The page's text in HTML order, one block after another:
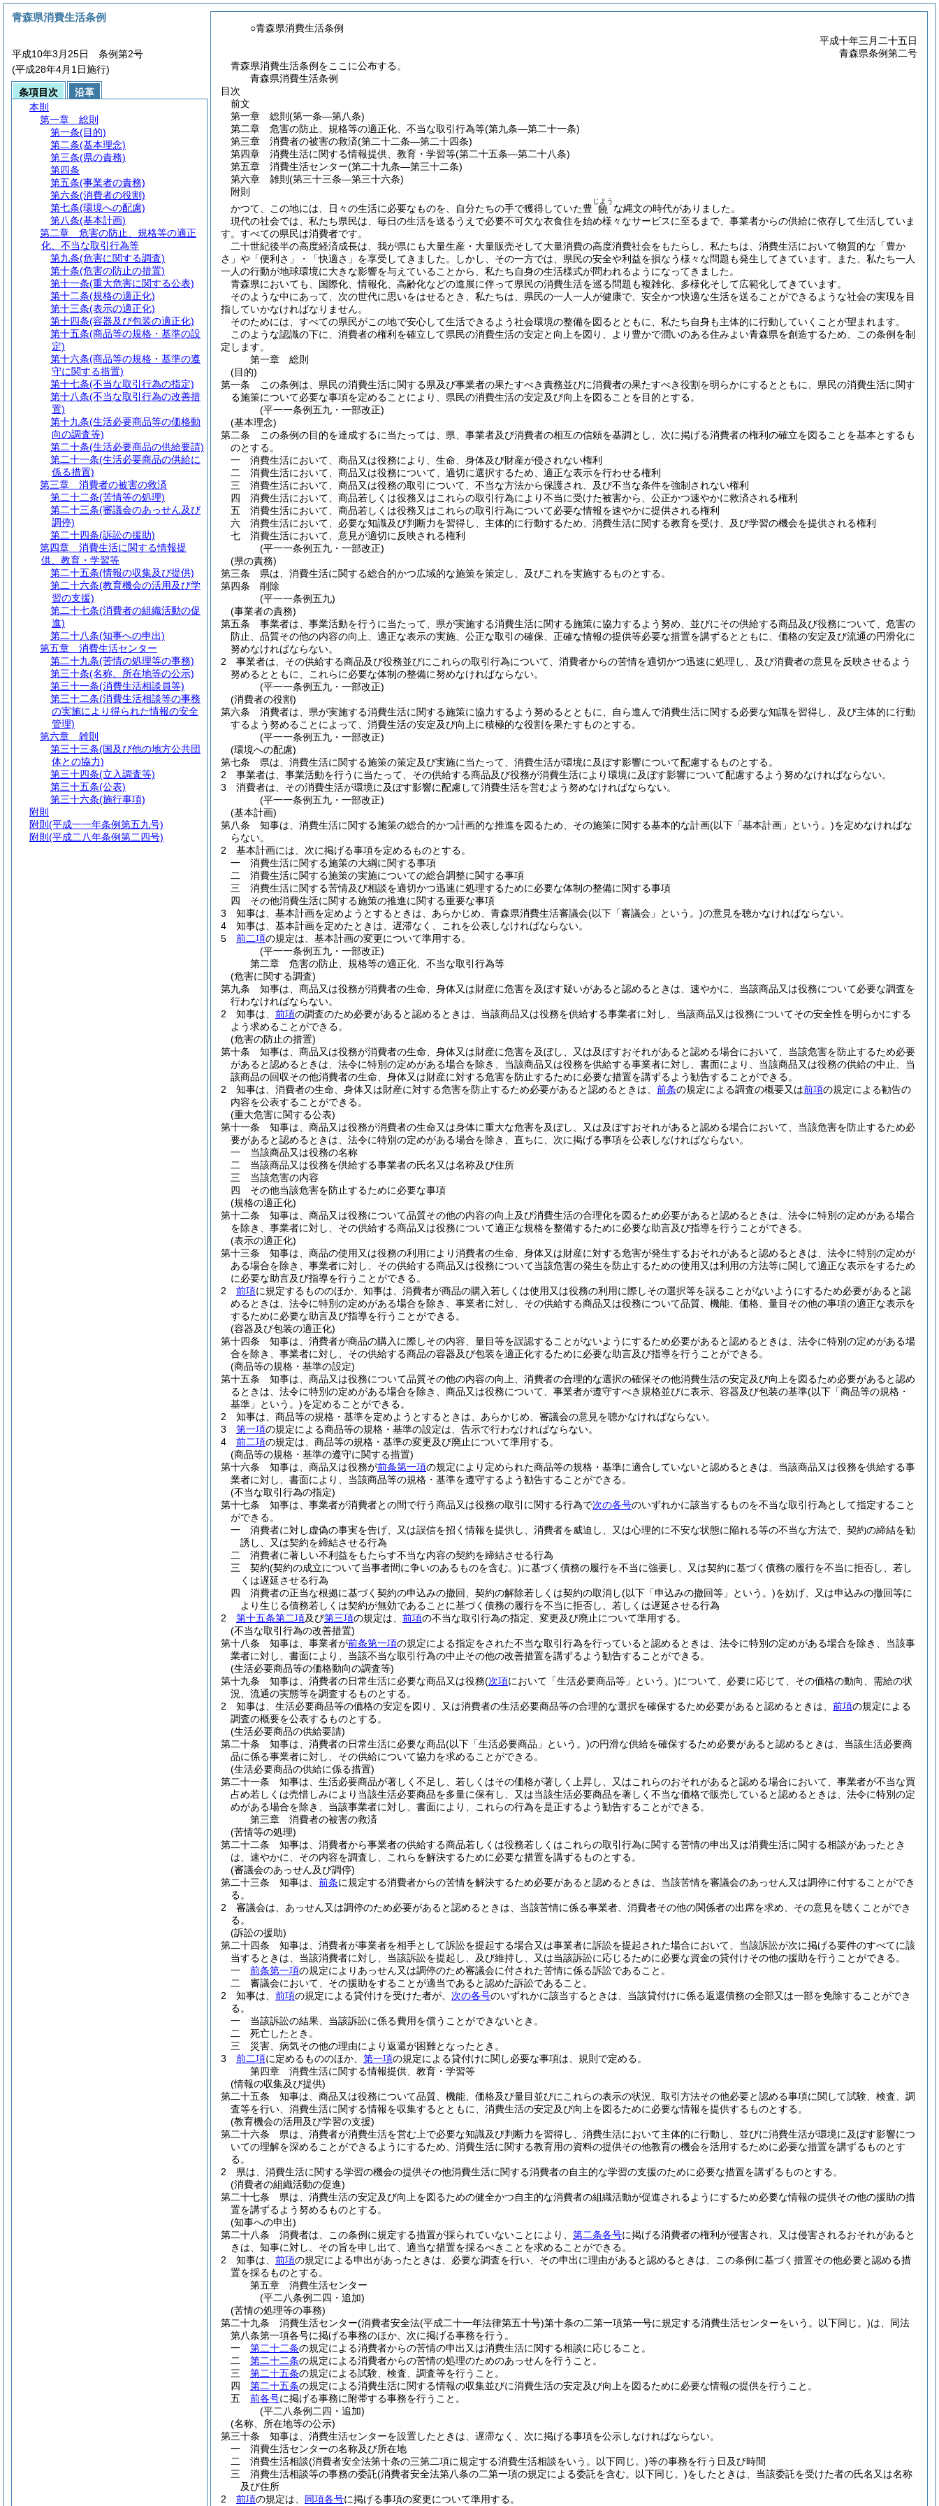
○青森県消費生活条例
平成十年三月二十五日
青森県条例第二号
青森県消費生活条例をここに公布する。
青森県消費生活条例
目次
前文
第一章
総則 (第一条―第八条)
第二章
危害の防止、規格等の適正化、不当な取引行為等(第九条―第二十一条)
第三章
消費者の被害の救済(第二十二条―第二十四条)
第四章
消費生活に関する情報提供、教育・学習等(第二十五条―第二十八条)
第五章
消費生活センター(第二十九条―第三十二条)
第六章
雑則 (第三十三条―第三十六条)
附則
かつて、この地には、日々の生活に必要なものを、自分たちの手で獲得していた豊 饒
じよう
な縄文の時代がありました。
現代の社会では、私たち県民は、毎日の生活を送るうえで必要不可欠な衣食住を始め様々なサービスに至るまで、事業者からの供給に依存して生活していま
す。すべての県民は消費者です。
二十世紀後半の高度経済成長は、我が県にも大量生産・大量販売そして大量消費の高度消費社会をもたらし、私たちは、消費生活において物質的な「豊か
さ」や「便利さ」・「快適さ」を享受してきました。しかし、その一方では、県民の安全や利益を損なう様々な問題も発生してきています。また、私たち一人
一人の行動が地球環境に大きな影響を与えていることから、私たち自身の生活様式が問われるようになってきました。
青森県においても、国際化、情報化、高齢化などの進展に伴って県民の消費生活を巡る問題も複雑化、多様化そして広範化してきています。
そのような中にあって、次の世代に思いをはせるとき、私たちは、県民の一人一人が健康で、安全かつ快適な生活を送ることができるような社会の実現を目
指していかなければなりません。
そのためには、すべての県民がこの地で安心して生活できるよう社会環境の整備を図るとともに、私たち自身も主体的に行動していくことが望まれます。
このような認識の下に、消費者の権利を確立して県民の消費生活の安定と向上を図り、より豊かで潤いのある住みよい青森県を創造するため、この条例を制
定します。
第一章
総則
(目的)
第一条
この条例は、県民の消費生活に関する県及び事業者の果たすべき責務並びに消費者の果たすべき役割を明らかにするとともに、県民の消費生活に関す
る施策について必要な事項を定めることにより、県民の消費生活の安定及び向上を図ることを目的とする。
(平一一条例五九・一部改正)
(基本理念)
第二条
この条例の目的を達成するに当たっては、県、事業者及び消費者の相互の信頼を基調とし、次に掲げる消費者の権利の確立を図ることを基本とするも
のとする。
一
消費生活において、商品又は役務により、生命、身体及び財産が侵されない権利
二
消費生活において、商品又は役務について、適切に選択するため、適正な表示を行わせる権利
三
消費生活において、商品又は役務の取引について、不当な方法から保護され、及び不当な条件を強制されない権利
四
消費生活において、商品若しくは役務又はこれらの取引行為により不当に受けた被害から、公正かつ速やかに救済される権利
五
消費生活において、商品若しくは役務又はこれらの取引行為について必要な情報を速やかに提供される権利
六
消費生活において、必要な知識及び判断力を習得し、主体的に行動するため、消費生活に関する教育を受け、及び学習の機会を提供される権利
七
消費生活において、意見が適切に反映される権利
(平一一条例五九・一部改正)
(県の責務)
第三条
県は、消費生活に関する総合的かつ広域的な施策を策定し、及びこれを実施するものとする。
第四条
削除
(平一一条例五九)
(事業者の責務)
第五条
事業者は、事業活動を行うに当たって、県が実施する消費生活に関する施策に協力するよう努め、並びにその供給する商品及び役務について、危害の
防止、品質その他の内容の向上、適正な表示の実施、公正な取引の確保、正確な情報の提供等必要な措置を講ずるとともに、価格の安定及び流通の円滑化に
努めなければならない。
2
事業者は、その供給する商品及び役務並びにこれらの取引行為について、消費者からの苦情を適切かつ迅速に処理し、及び消費者の意見を反映させるよう
努めるとともに、これらに必要な体制の整備に努めなければならない。
(平一一条例五九・一部改正)
(消費者の役割)
第六条
消費者は、県が実施する消費生活に関する施策に協力するよう努めるとともに、自ら進んで消費生活に関する必要な知識を習得し、及び主体的に行動
するよう努めることによって、消費生活の安定及び向上に積極的な役割を果たすものとする。
(平一一条例五九・一部改正)
(環境への配慮)
第七条
県は、消費生活に関する施策の策定及び実施に当たって、消費生活が環境に及ぼす影響について配慮するものとする。
2
事業者は、事業活動を行うに当たって、その供給する商品及び役務が消費生活により環境に及ぼす影響について配慮するよう努めなければならない。
3
消費者は、その消費生活が環境に及ぼす影響に配慮して消費生活を営むよう努めなければならない。
(平一一条例五九・一部改正)
(基本計画)
第八条
知事は、消費生活に関する施策の総合的かつ計画的な推進を図るため、その施策に関する基本的な計画(以下「基本計画」という。)を定めなければな
らない。
2
基本計画には、次に掲げる事項を定めるものとする。
一
消費生活に関する施策の大綱に関する事項
二
消費生活に関する施策の実施についての総合調整に関する事項
三
消費生活に関する苦情及び相談を適切かつ迅速に処理するために必要な体制の整備に関する事項
四
その他消費生活に関する施策の推進に関する重要な事項
3
知事は、基本計画を定めようとするときは、あらかじめ、青森県消費生活審議会(以下「審議会」という。)の意見を聴かなければならない。
4
知事は、基本計画を定めたときは、遅滞なく、これを公表しなければならない。
5
前二項の規定は、基本計画の変更について準用する。
(平一一条例五九・一部改正)
第二章
危害の防止、規格等の適正化、不当な取引行為等
(危害に関する調査)
第九条
知事は、商品又は役務が消費者の生命、身体又は財産に危害を及ぼす疑いがあると認めるときは、速やかに、当該商品又は役務について必要な調査を
行わなければならない。
2
知事は、 前項の調査のため必要があると認めるときは、当該商品又は役務を供給する事業者に対し、当該商品又は役務についてその安全性を明らかにする
よう求めることができる。
(危害の防止の措置)
第十条
知事は、商品又は役務が消費者の生命、身体又は財産に危害を及ぼし、又は及ぼすおそれがあると認める場合において、当該危害を防止するため必要
があると認めるときは、法令に特別の定めがある場合を除き、当該商品又は役務を供給する事業者に対し、書面により、当該商品又は役務の供給の中止、当
該商品の回収その他消費者の生命、身体又は財産に対する危害を防止するために必要な措置を講ずるよう勧告することができる。
2
知事は、消費者の生命、身体又は財産に対する危害を防止するため必要があると認めるときは、 前条の規定による調査の概要又は前項の規定による勧告の
内容を公表することができる。
(重大危害に関する公表)
第十一条
知事は、商品又は役務が消費者の生命又は身体に重大な危害を及ぼし、又は及ぼすおそれがあると認める場合において、当該危害を防止するため必
要があると認めるときは、法令に特別の定めがある場合を除き、直ちに、次に掲げる事項を公表しなければならない。
一
当該商品又は役務の名称
二
当該商品又は役務を供給する事業者の氏名又は名称及び住所
三
当該危害の内容
四
その他当該危害を防止するために必要な事項
(規格の適正化)
第十二条
知事は、商品又は役務について品質その他の内容の向上及び消費生活の合理化を図るため必要があると認めるときは、法令に特別の定めがある場合
を除き、事業者に対し、その供給する商品又は役務について適正な規格を整備するために必要な助言及び指導を行うことができる。
(表示の適正化)
第十三条
知事は、商品の使用又は役務の利用により消費者の生命、身体又は財産に対する危害が発生するおそれがあると認めるときは、法令に特別の定めが
ある場合を除き、事業者に対し、その供給する商品又は役務について当該危害の発生を防止するための使用又は利用の方法等に関して適正な表示をするため
に必要な助言及び指導を行うことができる。
2
前項に規定するもののほか、知事は、消費者が商品の購入若しくは使用又は役務の利用に際しその選択等を誤ることがないようにするため必要があると認
めるときは、法令に特別の定めがある場合を除き、事業者に対し、その供給する商品又は役務について品質、機能、価格、量目その他の事項の適正な表示を
するために必要な助言及び指導を行うことができる。
(容器及び包装の適正化)
第十四条
知事は、消費者が商品の購入に際しその内容、量目等を誤認することがないようにするため必要があると認めるときは、法令に特別の定めがある場
合を除き、事業者に対し、その供給する商品の容器及び包装を適正化するために必要な助言及び指導を行うことができる。
(商品等の規格・基準の設定)
第十五条
知事は、商品又は役務について品質その他の内容の向上、消費者の合理的な選択の確保その他消費生活の安定及び向上を図るため必要があると認め
るときは、法令に特別の定めがある場合を除き、商品又は役務について、事業者が遵守すべき規格並びに表示、容器及び包装の基準(以下「商品等の規格・
基準」という。)を定めることができる。
2
知事は、商品等の規格・基準を定めようとするときは、あらかじめ、審議会の意見を聴かなければならない。
3
第一項の規定による商品等の規格・基準の設定は、告示で行わなければならない。
4
前二項の規定は、商品等の規格・基準の変更及び廃止について準用する。
(商品等の規格・基準の遵守に関する措置)
第十六条
知事は、商品又は役務が前条第一項の規定により定められた商品等の規格・基準に適合していないと認めるときは、当該商品又は役務を供給する事
業者に対し、書面により、当該商品等の規格・基準を遵守するよう勧告することができる。
(不当な取引行為の指定)
第十七条
知事は、事業者が消費者との間で行う商品又は役務の取引に関する行為で次の各号のいずれかに該当するものを不当な取引行為として指定すること
ができる。
一
消費者に対し虚偽の事実を告げ、又は誤信を招く情報を提供し、消費者を威迫し、又は心理的に不安な状態に陥れる等の不当な方法で、契約の締結を勧
誘し、又は契約を締結させる行為
二
消費者に著しい不利益をもたらす不当な内容の契約を締結させる行為
三
契約(契約の成立について当事者間に争いのあるものを含む。)に基づく債務の履行を不当に強要し、又は契約に基づく債務の履行を不当に拒否し、若し
くは遅延させる行為
四
消費者の正当な根拠に基づく契約の申込みの撤回、契約の解除若しくは契約の取消し(以下「申込みの撤回等」という。)を妨げ、又は申込みの撤回等に
より生じる債務若しくは契約が無効であることに基づく債務の履行を不当に拒否し、若しくは遅延させる行為
2
第十五条第二項及び第三項の規定は、 前項の不当な取引行為の指定、変更及び廃止について準用する。
(不当な取引行為の改善措置)
第十八条
知事は、事業者が前条第一項の規定による指定をされた不当な取引行為を行っていると認めるときは、法令に特別の定めがある場合を除き、当該事
業者に対し、書面により、当該不当な取引行為の中止その他の改善措置を講ずるよう勧告することができる。
(生活必要商品等の価格動向の調査等)
第十九条
知事は、消費者の日常生活に必要な商品又は役務(次項において「生活必要商品等」という。)について、必要に応じて、その価格の動向、需給の状
況、流通の実態等を調査するものとする。
2
知事は、生活必要商品等の価格の安定を図り、又は消費者の生活必要商品等の合理的な選択を確保するため必要があると認めるときは、 前項の規定による
調査の概要を公表するものとする。
(生活必要商品の供給要請)
第二十条
知事は、消費者の日常生活に必要な商品(以下「生活必要商品」という。)の円滑な供給を確保するため必要があると認めるときは、当該生活必要商
品に係る事業者に対し、その供給について協力を求めることができる。
(生活必要商品の供給に係る措置)
第二十一条
知事は、生活必要商品が著しく不足し、若しくはその価格が著しく上昇し、又はこれらのおそれがあると認める場合において、事業者が不当な買
占め若しくは売惜しみにより当該生活必要商品を多量に保有し、又は当該生活必要商品を著しく不当な価格で販売していると認めるときは、法令に特別の定
めがある場合を除き、当該事業者に対し、書面により、これらの行為を是正するよう勧告することができる。
第三章
消費者の被害の救済
(苦情等の処理)
第二十二条
知事は、消費者から事業者の供給する商品若しくは役務若しくはこれらの取引行為に関する苦情の申出又は消費生活に関する相談があったとき
は、速やかに、その内容を調査し、これらを解決するために必要な措置を講ずるものとする。
(審議会のあっせん及び調停)
第二十三条
知事は、 前条に規定する消費者からの苦情を解決するため必要があると認めるときは、当該苦情を審議会のあっせん又は調停に付することができ
る。
2
審議会は、あっせん又は調停のため必要があると認めるときは、当該苦情に係る事業者、消費者その他の関係者の出席を求め、その意見を聴くことができ
る。
(訴訟の援助)
第二十四条
知事は、消費者が事業者を相手として訴訟を提起する場合又は事業者に訴訟を提起された場合において、当該訴訟が次に掲げる要件のすべてに該
当するときは、当該消費者に対し、当該訴訟を提起し、及び維持し、又は当該訴訟に応じるために必要な資金の貸付けその他の援助を行うことができる。
一
前条第一項の規定によりあっせん又は調停のため審議会に付された苦情に係る訴訟であること。
二
審議会において、その援助をすることが適当であると認めた訴訟であること。
2
知事は、 前項の規定による貸付けを受けた者が、 次の各号のいずれかに該当するときは、当該貸付けに係る返還債務の全部又は一部を免除することができ
る。
一
当該訴訟の結果、当該訴訟に係る費用を償うことができないとき。
二
死亡したとき。
三
災害、病気その他の理由により返還が困難となったとき。
3
前二項に定めるもののほか、 第一項の規定による貸付けに関し必要な事項は、規則で定める。
第四章
消費生活に関する情報提供、教育・学習等
(情報の収集及び提供)
第二十五条
知事は、商品又は役務について品質、機能、価格及び量目並びにこれらの表示の状況、取引方法その他必要と認める事項に関して試験、検査、調
査等を行い、消費生活に関する情報を収集するとともに、消費生活の安定及び向上を図るために必要な情報を提供するものとする。
(教育機会の活用及び学習の支援)
第二十六条
県は、消費者が消費生活を営む上で必要な知識及び判断力を習得し、消費生活において主体的に行動し、並びに消費生活が環境に及ぼす影響につ
いての理解を深めることができるようにするため、消費生活に関する教育用の資料の提供その他教育の機会を活用するために必要な措置を講ずるものとす
る。
2
県は、消費生活に関する学習の機会の提供その他消費生活に関する消費者の自主的な学習の支援のために必要な措置を講ずるものとする。
(消費者の組織活動の促進)
第二十七条
県は、消費生活の安定及び向上を図るための健全かつ自主的な消費者の組織活動が促進されるようにするため必要な情報の提供その他の援助の措
置を講ずるよう努めるものとする。
(知事への申出)
第二十八条
消費者は、この条例に規定する措置が採られていないことにより、 第二条各号に掲げる消費者の権利が侵害され、又は侵害されるおそれがあると
きは、知事に対し、その旨を申し出て、適当な措置を採るべきことを求めることができる。
2
知事は、 前項の規定による申出があったときは、必要な調査を行い、その申出に理由があると認めるときは、この条例に基づく措置その他必要と認める措
置を採るものとする。
第五章
消費生活センター
(平二八条例二四・追加)
(苦情の処理等の事務)
第二十九条
消費生活センター(消費者安全法(平成二十一年法律第五十号)第十条の二第一項第一号に規定する消費生活センターをいう。以下同じ。)は、同法
第八条第一項各号に掲げる事務のほか、次に掲げる事務を行う。
一
第二十二条の規定による消費者からの苦情の申出又は消費生活に関する相談に応じること。
二
第二十二条の規定による消費者からの苦情の処理のためのあっせんを行うこと。
三
第二十五条の規定による試験、検査、調査等を行うこと。
四
第二十五条の規定による消費生活に関する情報の収集並びに消費生活の安定及び向上を図るために必要な情報の提供を行うこと。
五
前各号に掲げる事務に附帯する事務を行うこと。
(平二八条例二四・追加)
(名称、所在地等の公示)
第三十条
知事は、消費生活センターを設置したときは、遅滞なく、次に掲げる事項を公示しなければならない。
一
消費生活センターの名称及び所在地
二
消費生活相談(消費者安全法第十条の三第二項に規定する消費生活相談をいう。以下同じ。)等の事務を行う日及び時間
三
消費生活相談等の事務の委託(消費者安全法第八条の二第一項の規定による委託を含む。以下同じ。)をしたときは、当該委託を受けた者の氏名又は名称
及び住所
2
前項の規定は、 同項各号に掲げる事項の変更について準用する。
青森県消費生活条例
平成10年3月25日 条例第2号
(平成28年4月1日施行)
条項目次
沿革
本則
第一章
総則
第一条(目的)
第二条(基本理念)
第三条(県の責務)
第四条
第五条(事業者の責務)
第六条(消費者の役割)
第七条(環境への配慮)
第八条(基本計画)
第二章
危害の防止、規格等の適正
化、不当な取引行為等
第九条(危害に関する調査)
第十条(危害の防止の措置)
第十一条(重大危害に関する公表)
第十二条(規格の適正化)
第十三条(表示の適正化)
第十四条(容器及び包装の適正化)
第十五条(商品等の規格・基準の設
定)
第十六条(商品等の規格・基準の遵
守に関する措置)
第十七条(不当な取引行為の指定)
第十八条(不当な取引行為の改善措
置)
第十九条(生活必要商品等の価格動
向の調査等)
第二十条(生活必要商品の供給要請)
第二十一条(生活必要商品の供給に
係る措置)
第三章
消費者の被害の救済
第二十二条(苦情等の処理)
第二十三条(審議会のあっせん及び
調停)
第二十四条(訴訟の援助)
第四章
消費生活に関する情報提
供、教育・学習等
第二十五条(情報の収集及び提供)
第二十六条(教育機会の活用及び学
習の支援)
第二十七条(消費者の組織活動の促
進)
第二十八条(知事への申出)
第五章
消費生活センター
第二十九条(苦情の処理等の事務)
第三十条(名称、所在地等の公示)
第三十一条(消費生活相談員等)
第三十二条(消費生活相談等の事務
の実施により得られた情報の安全
管理)
第六章
雑則
第三十三条(国及び他の地方公共団
体との協力)
第三十四条(立入調査等)
第三十五条(公表)
第三十六条(施行事項)
附則
附則 (平成一一年条例第五九号)
附則 (平成二八年条例第二四号)